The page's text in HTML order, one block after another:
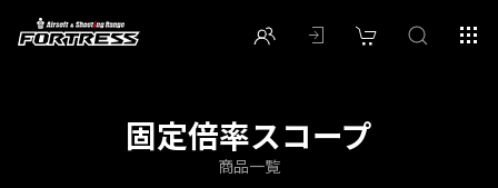
固定倍率スコープ
商品一覧